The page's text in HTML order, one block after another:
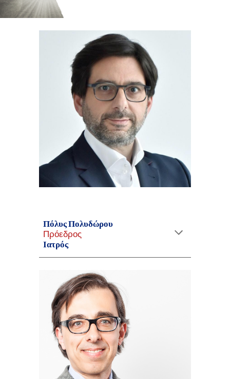
Πόλυς Πολυδώρου
Πρόεδρος
Ιατρός